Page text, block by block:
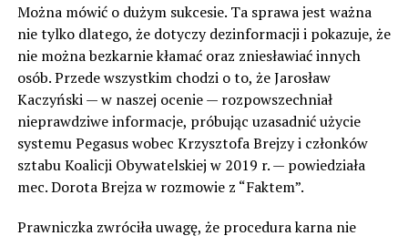
Można mówić o dużym sukcesie. Ta sprawa jest ważna
nie tylko dlatego, że dotyczy dezinformacji i pokazuje, że
nie można bezkarnie kłamać oraz zniesławiać innych
osób. Przede wszystkim chodzi o to, że Jarosław
Kaczyński — w naszej ocenie — rozpowszechniał
nieprawdziwe informacje, próbując uzasadnić użycie
systemu Pegasus wobec Krzysztofa Brejzy i członków
sztabu Koalicji Obywatelskiej w 2019 r. — powiedziała
mec. Dorota Brejza w rozmowie z “Faktem”.
Prawniczka zwróciła uwagę, że procedura karna nie